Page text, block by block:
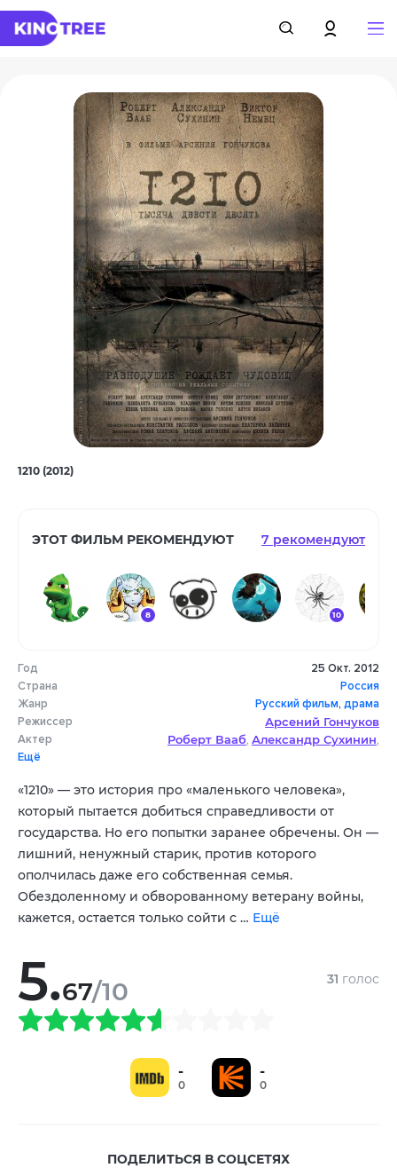
1210 (2012)
ЭТОТ ФИЛЬМ РЕКОМЕНДУЮТ 7 рекомендуют
8 10
Год
Страна
Жанр
Режиссер
Актер
Ещё
25 Окт. 2012
Россия
Русский фильм, драма
Арсений Гончуков
Роберт Вааб, Александр Сухинин,
Владимир Шинов,Артем Кобзев
Николай Бутенин,Елена Елесина
«1210» — это история про «маленького человека»,
который пытается добиться справедливости от
государства. Но его попытки заранее обречены. Он —
лишний, ненужный старик, против которого
ополчилась даже его собственная семья.
Обездоленному и обворованному ветерану войны,
кажется, остается только сойти с … Ещё
5.67/10 31 голос
-
0
-
0
ПОДЕЛИТЬСЯ В СОЦСЕТЯХ